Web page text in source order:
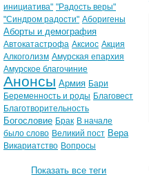
инициатива" "Радость веры"
"Синдром радости" Аборигены
Аборты и демография
Автокатастрофа Аксиос Акция
Алкоголизм Амурская епархия
Амурское благочиние
Анонсы Армия Бари
Беременность и роды Благовест
Благотворительность
Богословие Брак В начале
было слово Великий пост Вера
Викариатство Вопросы
Показать все теги